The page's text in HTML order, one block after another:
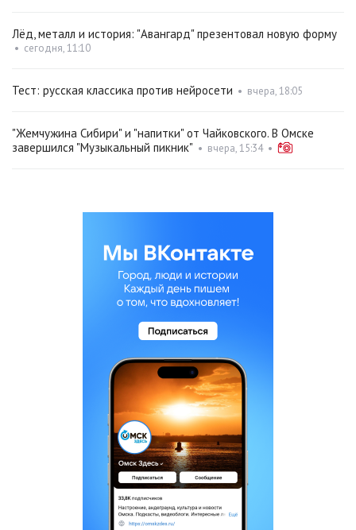
Лёд, металл и история: "Авангард" презентовал новую форму
• сегодня, 11:10
Тест: русская классика против нейросети • вчера, 18:05
"Жемчужина Сибири" и "напитки" от Чайковского. В Омске
завершился "Музыкальный пикник" • вчера, 15:34•